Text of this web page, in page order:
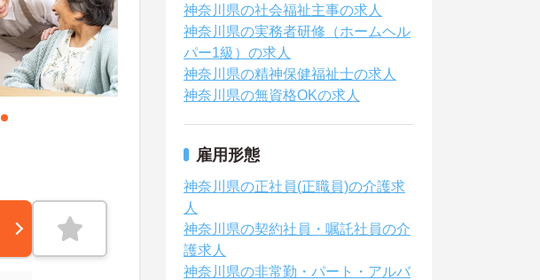
神奈川県の社会福祉主事の求人
神奈川県の実務者研修（ホームヘル
パー1級）の求人
神奈川県の精神保健福祉士の求人
神奈川県の無資格OKの求人
雇用形態
神奈川県の正社員(正職員)の介護求
人
神奈川県の契約社員・嘱託社員の介
護求人
神奈川県の非常勤・パート・アルバ